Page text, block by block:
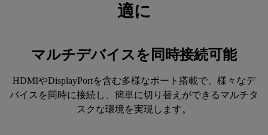
適に
マルチデバイスを同時接続可能
HDMIやDisplayPortを含む多様なポート搭載で、様々なデ
バイスを同時に接続し、簡単に切り替えができるマルチタ
スクな環境を実現します。